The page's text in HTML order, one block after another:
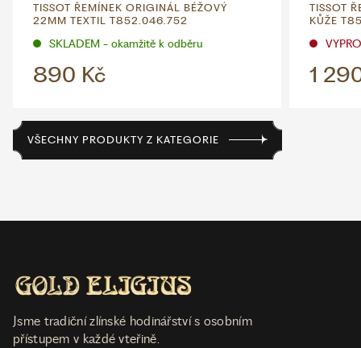
TISSOT ŘEMÍNEK ORIGINÁL BÉŽOVÝ
22MM TEXTIL T852.046.752
SKLADEM - okamžitě k odběru
890 Kč
TISSOT
KŮŽE
1
VŠECHNY PRODUKTY Z KATEGORIE
Jsme tradiční zlínské hodinářství s osobním
přístupem v každé vteřině.